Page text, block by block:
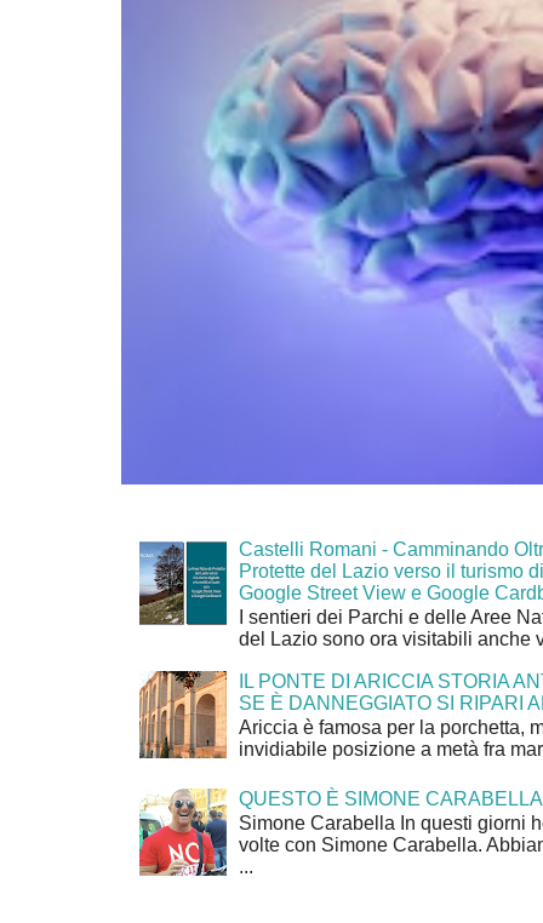
Castelli Romani - Camminando
Protette del Lazio verso il turismo
Google Street View e Google
I sentieri dei Parchi e delle Aree
del Lazio sono ora visitabili anche
IL PONTE DI ARICCIA STORIA
SE È DANNEGGIATO SI RIPARI
Ariccia è famosa per la porchetta,
invidiabile posizione a metà fra
QUESTO È SIMONE CARABELLA
Simone Carabella In questi giorni
volte con Simone Carabella.
...